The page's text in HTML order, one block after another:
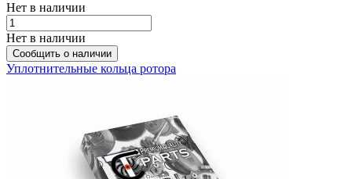
Нет в наличии
Нет в наличии
Сообщить о наличии
Уплотнительные кольца ротора